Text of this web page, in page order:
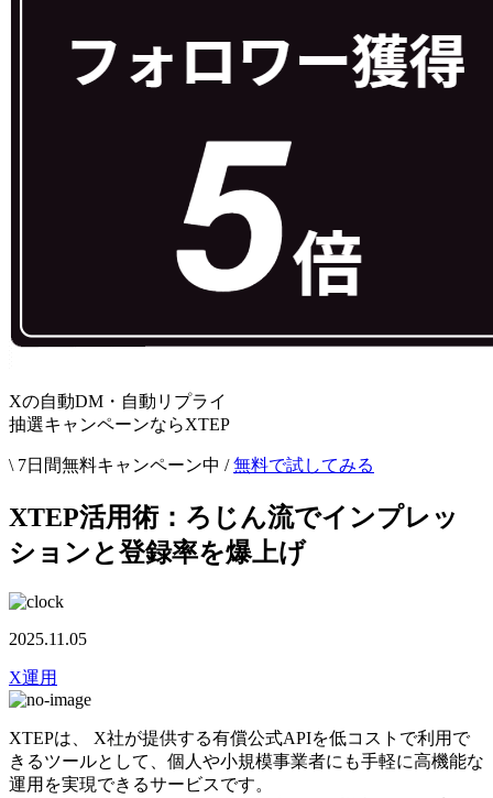
Xの自動DM・自動リプライ
抽選キャンペーンならXTEP
\ 7日間無料キャンペーン中 / 無料で試してみる
XTEP活用術：ろじん流でインプレッ
ションと登録率を爆上げ
2025.11.05
X運用
XTEPは、 X社が提供する有償公式APIを低コストで利用で
きるツールとして、個人や小規模事業者にも手軽に高機能な
運用を実現できるサービスです。